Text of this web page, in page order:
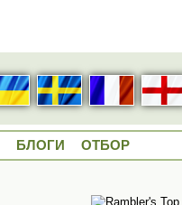
БЛОГИ ОТБОР